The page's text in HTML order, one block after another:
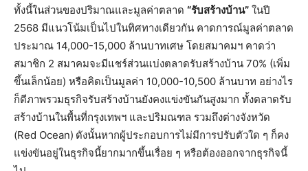
ทั้งนี้ในส่วนของปริมาณและมูลค่าตลาด “รับสร้างบ้าน” ในปี
2568 มีแนวโน้มเป็นไปในทิศทางเดียวกัน คาดการณ์มูลค่าตลาด
ประมาณ 14,000-15,000 ล้านบาทเศษ โดยสมาคมฯ คาดว่า
สมาชิก 2 สมาคมจะมีแชร์ส่วนแบ่งตลาดรับสร้างบ้าน 70% (เพิ่ม
ขึ้นเล็กน้อย) หรือคิดเป็นมูลค่า 10,000-10,500 ล้านบาท อย่างไร
ก็ดีภาพรวมธุรกิจรับสร้างบ้านยังคงแข่งขันกันสูงมาก ทั้งตลาดรับ
สร้างบ้านในพื้นที่กรุงเทพฯ และปริมณฑล รวมถึงต่างจังหวัด
(Red Ocean) ดังนั้นหากผู้ประกอบการไม่มีการปรับตัวใด ๆ ก็คง
แข่งขันอยู่ในธุรกิจนี้ยากมากขึ้นเรื่อย ๆ หรือต้องออกจากธุรกิจนี้